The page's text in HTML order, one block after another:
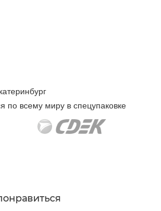
по всему миру в спецупаковке